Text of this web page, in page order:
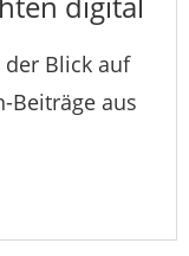
der Blick auf
Beiträge aus